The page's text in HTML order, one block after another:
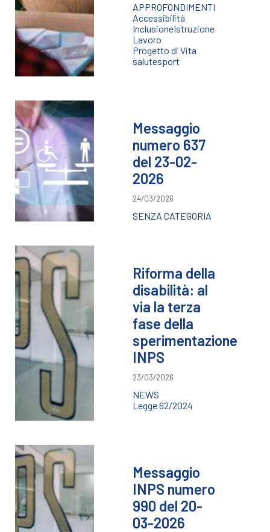
APPROFONDIMENTI
Accessibilità
InclusioneIstruzione
Lavoro
Progetto di Vita
salutesport
Messaggio
numero 637
del 23-02-
2026
24/03/2026
SENZA CATEGORIA
Riforma della
disabilità: al
via la terza
fase della
sperimentazione
INPS
23/03/2026
NEWS
Legge 62/2024
Messaggio
INPS numero
990 del 20-
03-2026